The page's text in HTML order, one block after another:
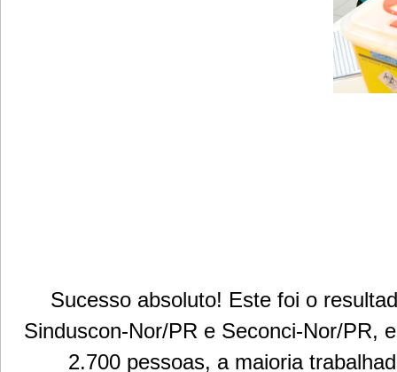
Sucesso absoluto! Este foi o
Sinduscon-Nor/PR e Seconci-Nor/PR,
2.700 pessoas, a maioria